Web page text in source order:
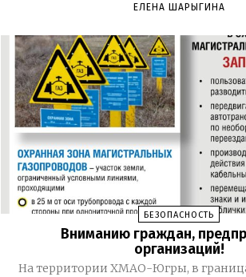
ЕЛЕНА ШАРЫГИНА
БЕЗОПАСНОСТЬ
Вниманию граждан,
организаций!
На территории ХМАО-Югры, в